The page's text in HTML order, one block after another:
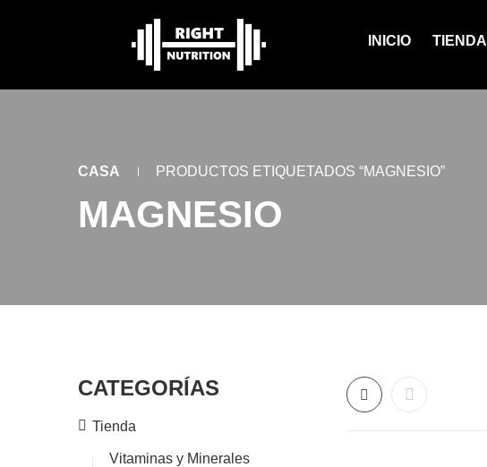
INICIO TIENDA
CASA PRODUCTOS ETIQUETADOS “MAGNESIO”
MAGNESIO
CATEGORÍAS
Tienda
Vitaminas y Minerales